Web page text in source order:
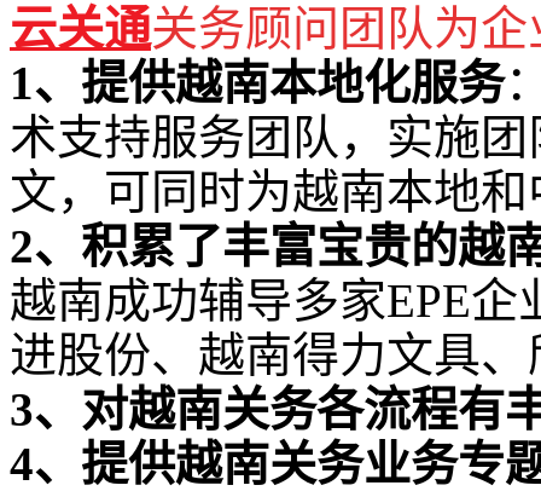
云关通关务顾问团队为
1、提供越南本地化服务
术支持服务团队，实施
文，可同时为越南本地
2、积累了丰富宝贵的越
越南成功辅导多家EPE
进股份、越南得力文具
3、对越南关务各流程有
4、提供越南关务业务专